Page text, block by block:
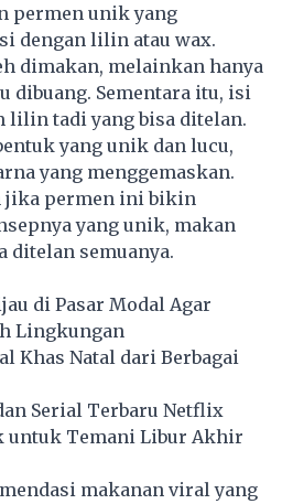
permen unik yang
dengan lilin atau wax.
dimakan, melainkan hanya
dibuang. Sementara itu, isi
lilin tadi yang bisa ditelan.
yang unik dan lucu,
yang menggemaskan.
jika permen ini bikin
yang unik, makan
ditelan semuanya.
di Pasar Modal Agar
Lingkungan
Khas Natal dari Berbagai
Serial Terbaru Netflix
untuk Temani Libur Akhir
makanan viral yang